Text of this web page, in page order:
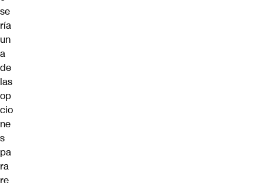
se
ría
un
a
de
las
op
cio
ne
s
pa
ra